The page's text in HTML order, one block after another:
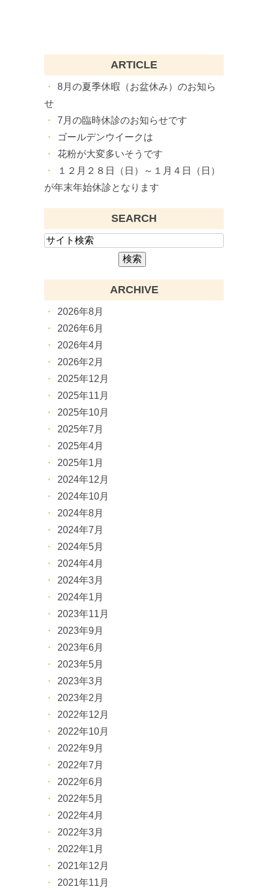
ARTICLE
8月の夏季休暇（お盆休み）のお知ら
せ
7月の臨時休診のお知らせです
ゴールデンウイークは
花粉が大変多いそうです
１２月２８日（日）～１月４日（日）
が年末年始休診となります
SEARCH
ARCHIVE
2026年8月
2026年6月
2026年4月
2026年2月
2025年12月
2025年11月
2025年10月
2025年7月
2025年4月
2025年1月
2024年12月
2024年10月
2024年8月
2024年7月
2024年5月
2024年4月
2024年3月
2024年1月
2023年11月
2023年9月
2023年6月
2023年5月
2023年3月
2023年2月
2022年12月
2022年10月
2022年9月
2022年7月
2022年6月
2022年5月
2022年4月
2022年3月
2022年1月
2021年12月
2021年11月